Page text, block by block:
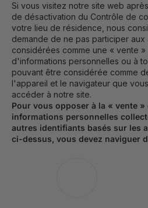
Si vous visitez notre site web
de désactivation du Contrôle de
votre lieu de résidence, nous
demande de ne pas participer
considérées comme une « vente
d'informations personnelles ou à
pouvant être considérée comme
l'appareil et le navigateur que
accéder à notre site.
Pour vous opposer à la « vente
informations personnelles
autres identifiants basés sur les
ci-dessus, vous devez naviguer